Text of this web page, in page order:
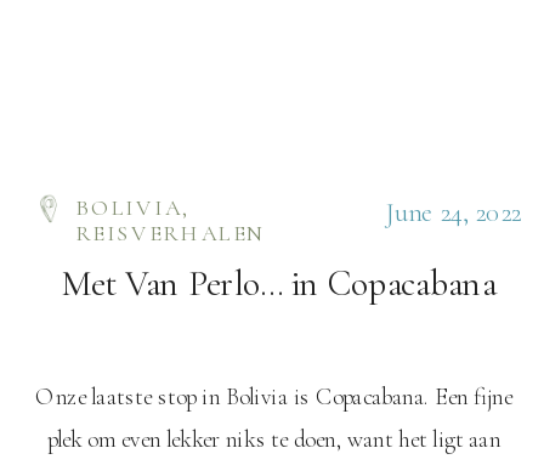
Met Van Perlo… in Copacabana
Onze laatste stop in Bolivia is Copacabana. Een fijne
plek om even lekker niks te doen, want het ligt aan
BOLIVIA,
REISVERHALEN
June 24, 2022